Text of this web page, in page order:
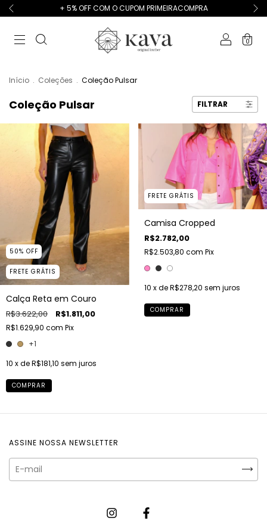
+ 5% OFF COM O CUPOM PRIMEIRACOMPRA
0
Início . Coleções . Coleção Pulsar
Coleção Pulsar FILTRAR
50% OFF
FRETE GRÁTIS
Calça Reta em Couro
R$3.622,00 R$1.811,00
R$1.629,90 com Pix
+1
10 x deR$181,10 sem juros
COMPRAR
FRETE GRÁTIS
Camisa Cropped
R$2.782,00
R$2.503,80 com Pix
10 x deR$278,20 sem juros
COMPRAR
ASSINE NOSSA NEWSLETTER